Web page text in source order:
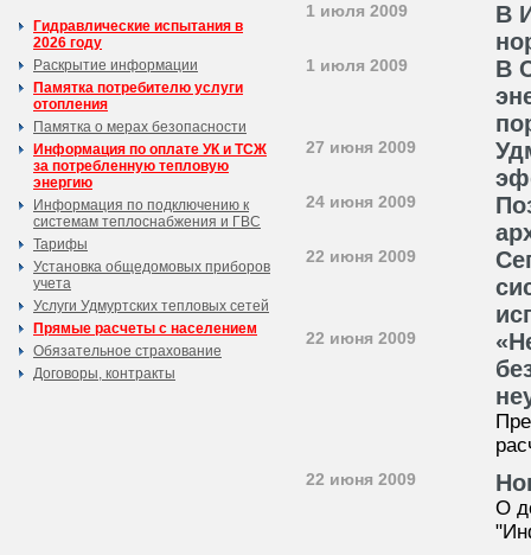
Гидравлические испытания в
2026 году
Раскрытие информации
Памятка потребителю услуги
отопления
Памятка о мерах безопасности
Информация по оплате УК и ТСЖ
за потребленную тепловую
энергию
Информация по подключению к
системам теплоснабжения и ГВС
Тарифы
Установка общедомовых приборов
учета
Услуги Удмуртских тепловых сетей
Прямые расчеты с населением
Обязательное страхование
Договоры, контракты
1 июля 2009
В
1 июля 2009
В
27 июня 2009
24 июня 2009
22 июня 2009
22 июня 2009
22 июня 2009
О